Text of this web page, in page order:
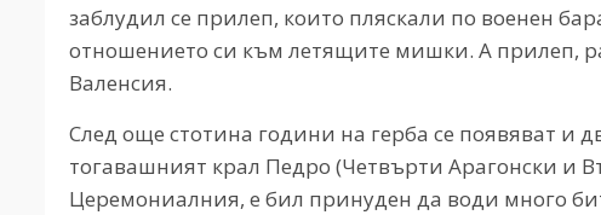
заблудил се прилеп, които пляскали по военен
отношението си към летящите мишки. А прилеп,
Валенсия.
След още стотина години на герба се появяват и
тогавашният крал Педро (Четвърти Арагонски и
Церемониалния, е бил принуден да води много